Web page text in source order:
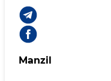
Manzil